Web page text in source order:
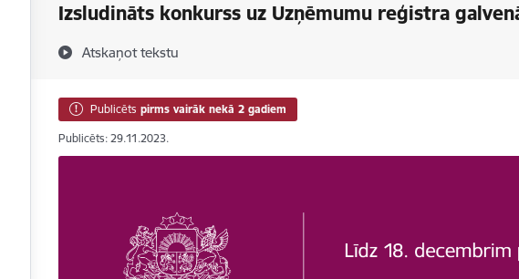
Izsludināts konkurss uz Uzņēmumu reģistra
Atskaņot tekstu
Publicēts pirms vairāk nekā 2 gadiem
Publicēts: 29.11.2023.